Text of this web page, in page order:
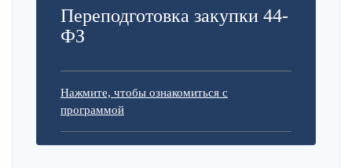
Переподготовка закупки 44-
ФЗ
Нажмите, чтобы ознакомиться с
программой